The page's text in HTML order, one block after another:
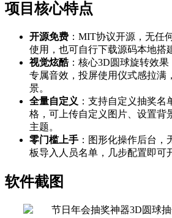
项目核心特点
开源免费 ：MIT协议开源，无任
使用，也可自行下载源码本地搭
视觉炫酷：核心3D圆球旋转效
专属音效，投屏使用仪式感拉满
景。
全量自定义 ：支持自定义抽奖
格，可上传自定义图片、设置背
主题。
零门槛上手 ：图形化操作后台，
板导入人员名单，几步配置即可
软件截图